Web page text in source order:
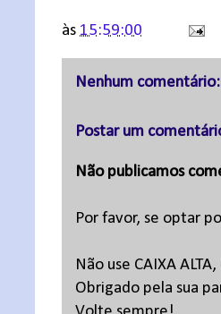
às 15:59:00
Nenhum comentário:
Postar um
Não publicamos
Por favor, se optar
Não use CAIXA
Obrigado pela sua